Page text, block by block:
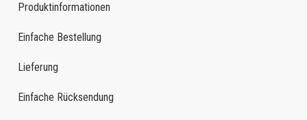
Produktinformationen
Einfache Bestellung
Lieferung
Einfache Rücksendung